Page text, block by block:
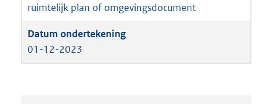
ruimtelijk plan of omgevingsdocument
01-12-2023